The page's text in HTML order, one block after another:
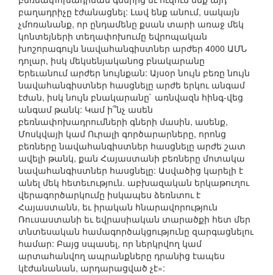
բաղադրիչը էժանացնել: Լավ ենք անում, սակայն
չմոռանանք, որ ընդամենը քսան տարի առաջ մեկ
կոնտեյների տեղափոխումը եվրոպական
խոշորագույն նավահանգիստներ արժեր 4000 ԱՄՆ
դոլար, իսկ մեկսենյականոց բնակարանը
Երեւանում արժեր նույնքան: Այսօր նույն բեռը նույն
նավահանգիստներ հասցնելը արժե երկու անգամ
էժան, իսկ նույն բնակարանը` առնվազն հինգ-վեց
անգամ թանկ: Կամ ի՞նչ ասեն
բեռնափոխադրումների գների մասին, ասենք,
Մոսկվայի կամ Ուրալի գործարարները, որոնց
բեռները նավահանգիստներ հասցնելը արժե շատ
ավելի թանկ, քան Հայաստանի բեռները մոտակա
նավահանգիստներ հասցնելը: Ասվածից կարելի է
անել մեկ հետեւություն. աբխազական երկաթուղու
վերագործարկումը իսկապես ձեռնտու է
Հայաստանն, եւ իրական հնարավորություն
Ռուսաստանի եւ եվրասիական տարածքի հետ մեր
տնտեսական համագործակցությունը զարգացնելու
համար: Բայց սպասել, որ ներկրվող կամ
արտահանվող ապրանքները դրանից էապես
կէժանանան, արդարացված չէ»: